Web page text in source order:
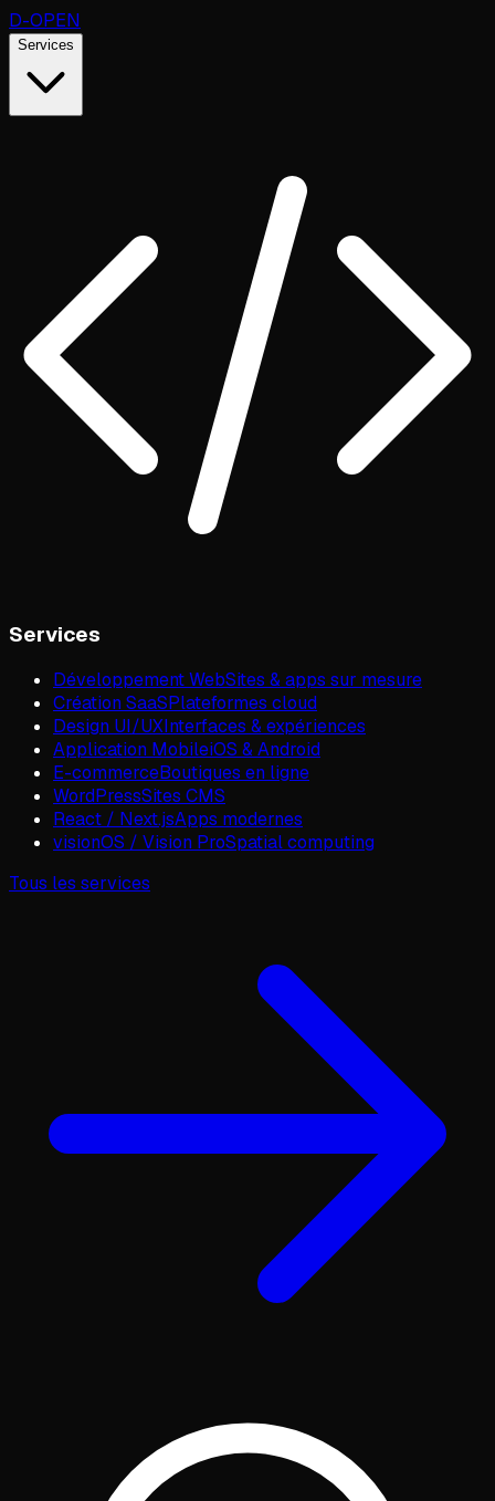
D-OPEN
Services
Services
Développement WebSites & apps sur mesure
Création SaaSPlateformes cloud
Design UI/UXInterfaces & expériences
Application MobileiOS & Android
E-commerceBoutiques en ligne
WordPressSites CMS
React / Next.jsApps modernes
visionOS / Vision ProSpatial computing
Tous les services